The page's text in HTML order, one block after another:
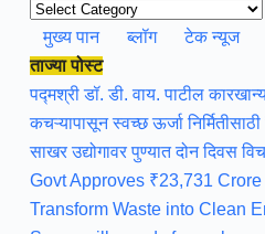
मुख्य पान ब्लॉग टेक न्यूज
ताज्या पोस्ट
पद्मश्री डॉ. डी. वाय. पाटील
कचऱ्यापासून स्वच्छ ऊर्जा
साखर उद्योगावर पुण्यात दोन दिवस
Govt Approves ₹23,731
Transform Waste into Clean